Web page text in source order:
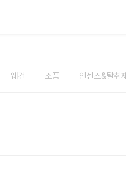
웨건 소품 인센스&탈취제